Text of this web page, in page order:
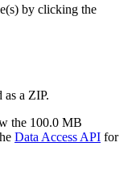
by clicking the
as a ZIP.
the 100.0 MB
Data Access API for